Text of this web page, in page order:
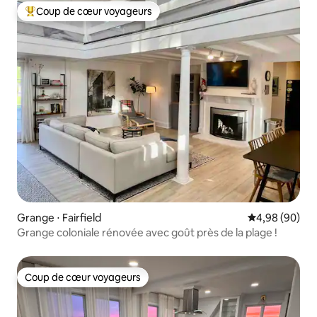
Coups de cœur voyageurs les plus appréciés
Coup de cœur voyageurs
Grange ⋅ Fairfield Évaluation
4,98 (90)
Grange coloniale rénovée avec goût près de la plage !
Coup de cœur voyageurs
Coup de cœur voyageurs